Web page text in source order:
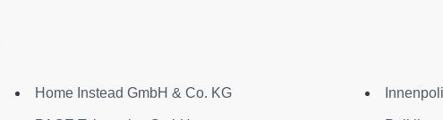
Home Instead GmbH & Co. KG